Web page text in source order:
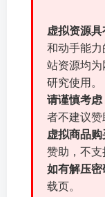
虚拟资源具
和动手能
站资源均
研究使用。
请谨慎考虑
者不建议赞
虚拟商品购
赞助，不支
如有解压密
载页。